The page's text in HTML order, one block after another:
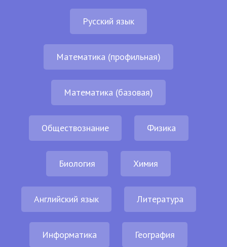
Русский язык
Математика (профильная)
Математика (базовая)
Обществознание Физика
Биология Химия
Английский язык Литература
Информатика География